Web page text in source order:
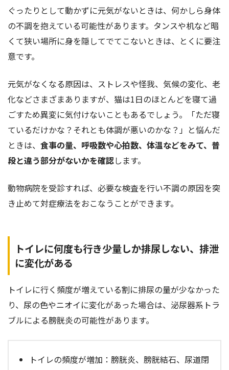
ぐったりとして動かずに元気がないときは、何かしら身体
の不調を抱えている可能性があります。タンスや机など暗
くて狭い場所に身を隠してでてこないときは、とくに要注
意です。
元気がなくなる原因は、ストレスや怪我、気候の変化、老
化などさまざまありますが、猫は1日のほとんどを寝て過
ごすため異変に気付けないこともあるでしょう。「ただ寝
ているだけかな？それとも体調が悪いのかな？」と悩んだ
ときは、 食事の量、呼吸数や心拍数、体温などをみて、普
段と違う部分がないかを確認します。
動物病院を受診すれば、必要な検査を行い不調の原因を突
き止めて対症療法をおこなうことができます。
トイレに何度も行き少量しか排尿しない、排泄
に変化がある
トイレに行く頻度が増えている割に排尿の量が少なかった
り、尿の色やニオイに変化があった場合は、泌尿器系トラ
ブルによる膀胱炎の可能性があります。
トイレの頻度が増加：膀胱炎、膀胱結石、尿道閉